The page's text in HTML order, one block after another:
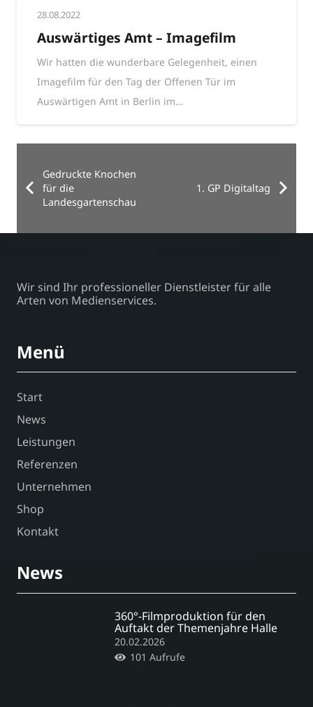
28.08.2022
Auswärtiges Amt – Imagefilm
Wir hatten die wunderbare Gelegenheit, einen
Imagefilm für den Tag der Offenen Tür im
Auswärtigen Amt in Berlin im…
Gedruckte Knochen
für die
Landesgartenschau
1. GP Digitaltag
Wir sind Ihr professioneller Dienstleister für alle
Arten von Medienservices.
Menü
Start
News
Leistungen
Referenzen
Unternehmen
Shop
Kontakt
News
360°-Filmproduktion für den
Auftakt der Themenjahre Halle
20.02.2026
101 Aufrufe